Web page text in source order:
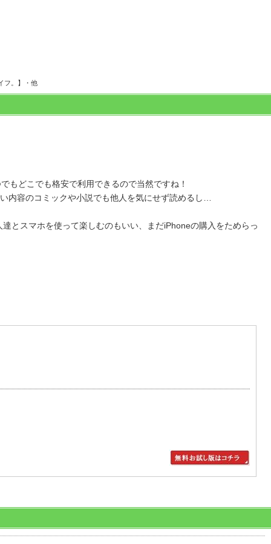
フ。】・他
もどこでも格安で利用できるので当然ですね！
内容のコミックや小説でも他人を気にせず読めるし…
とスマホを使って楽しむのもいい、まだiPhoneの購入をためらっ